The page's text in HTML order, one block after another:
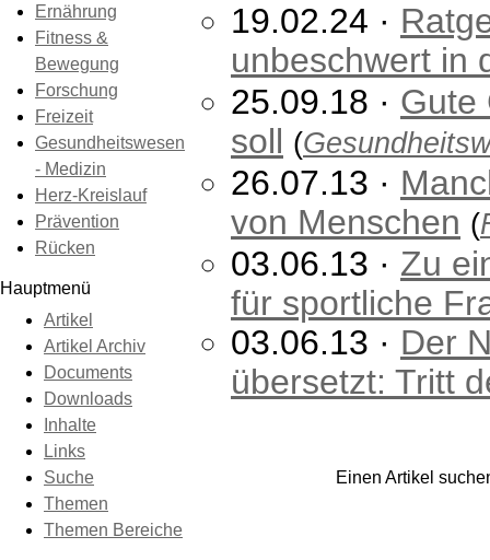
Ernährung
Fitness &
Bewegung
Forschung
Freizeit
Gesundheitswesen
- Medizin
Herz-Kreislauf
Prävention
Rücken
Hauptmenü
Artikel
Artikel Archiv
Documents
Downloads
Inhalte
Links
Suche
Themen
Themen Bereiche
19.02.24 ·
unbeschwert in
25.09.18 · Gute
soll (
26.07.13 ·
von Menschen (
03.06.13 · Zu
für sportliche
03.06.13 · Der
übersetzt: Tritt
Einen Artikel